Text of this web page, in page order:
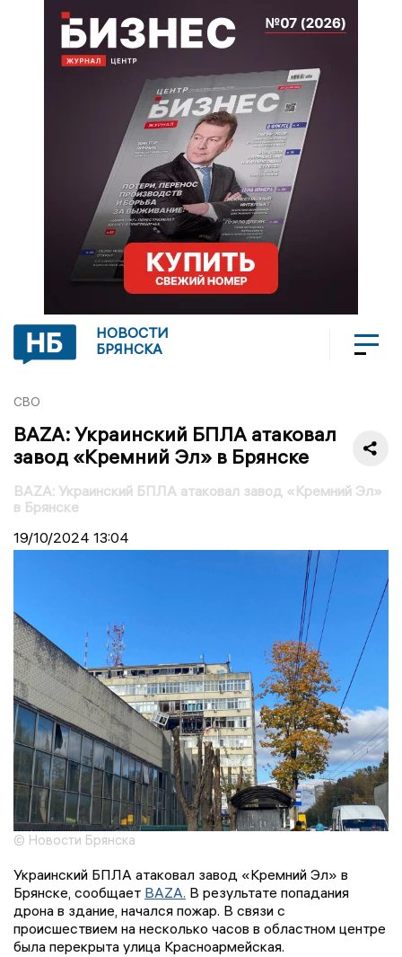
НОВОСТИ
БРЯНСКА
СВО
BAZA: Украинский БПЛА атаковал
завод «Кремний Эл» в Брянске
BAZA: Украинский БПЛА атаковал завод «Кремний Эл»
в Брянске
19/10/2024 13:04
© Новости Брянска
Украинский БПЛА атаковал завод «Кремний Эл» в
Брянске, сообщает BAZA. В результате попадания
дрона в здание, начался пожар. В связи с
происшествием на несколько часов в областном центре
была перекрыта улица Красноармейская.